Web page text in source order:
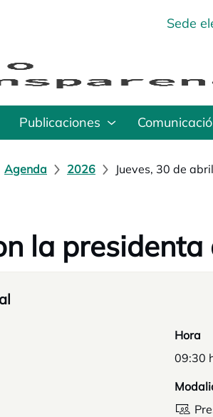
Sede
Publicaciones
Agenda 2026 Jueves, 30 de
la presidenta
Hora
09:30